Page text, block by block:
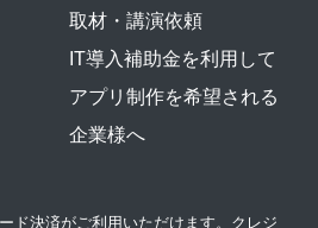
取材・講演依頼
IT導入補助金を利用して
アプリ制作を希望される
企業様へ
ド決済がご利用いただけます。クレジ